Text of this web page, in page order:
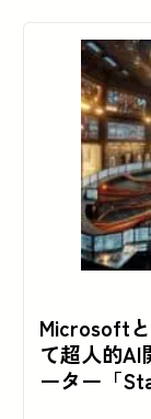
Microsoft
て超人的AI
ーター「